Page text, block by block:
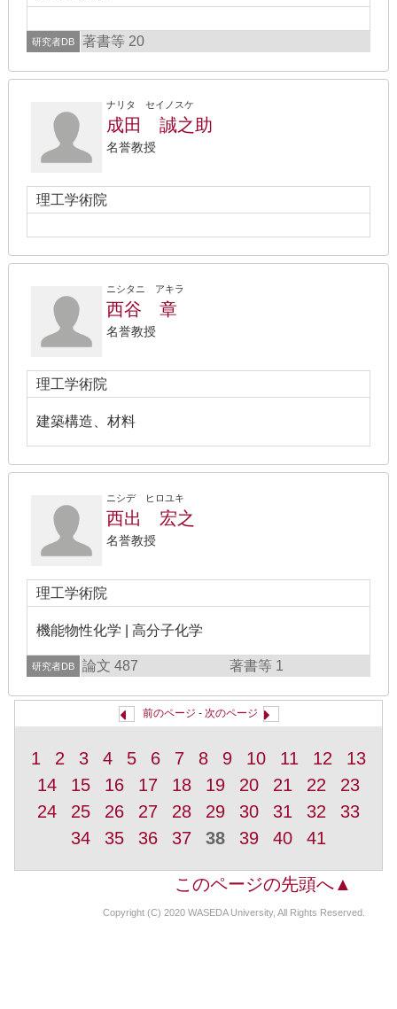
研究者DB 著書等 20
ナリタ セイノスケ
成田 誠之助
名誉教授
理工学術院
ニシタニ アキラ
西谷 章
名誉教授
理工学術院
建築構造、材料
ニシデ ヒロユキ
西出 宏之
名誉教授
理工学術院
機能物性化学 | 高分子化学
研究者DB 論文 487 著書等 1
前のページ - 次のページ
1 2 3 4 5 6 7 8 9 10 11 12
13
14
15 16 17 18 19 20 21 22
23
24
25 26 27 28 29 30 31 32
33
34
35 36 37 38 39 40 41
このページの先頭へ▲
Copyright (C) 2020 WASEDA University, All Rights Reserved.